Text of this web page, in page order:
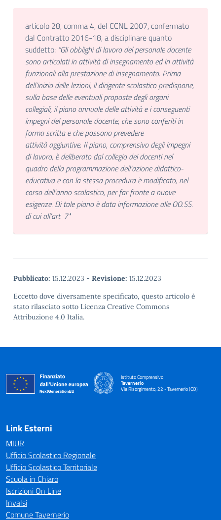
articolo 28, comma 4, del CCNL 2007, confermato
dal Contratto 2016-18, a disciplinare quanto
suddetto: “Gli obblighi di lavoro del personale docente
sono articolati in attività di insegnamento ed in attività
funzionali alla prestazione di insegnamento. Prima
dell’inizio delle lezioni, il dirigente scolastico predispone,
sulla base delle eventuali proposte degli organi
collegiali, il piano annuale delle attività e i conseguenti
impegni del personale docente, che sono conferiti in
forma scritta e che possono prevedere
attività aggiuntive. Il piano, comprensivo degli impegni
di lavoro, è deliberato dal collegio dei docentinel
quadro della programmazione dell’azione didattico-
educativa e con la stessa procedura è modificato, nel
corso dell’anno scolastico, per far fronte a nuove
esigenze. Di tale piano è data informazione alle OO.SS.
di cui all’art. 7"
Pubblicato: 15.12.2023 - Revisione: 15.12.2023
Eccetto dove diversamente specificato, questo articolo è
stato rilasciato sotto Licenza Creative Commons
Attribuzione 4.0 Italia.
Istituto Comprensivo
Tavernerio
Via Risorgimento, 22 - Tavernerio (CO)
— Visita la pagina iniziale della scuola
Link Esterni
MIUR
Ufficio Scolastico Regionale
Ufficio Scolastico Territoriale
Scuola in Chiaro
Iscrizioni On Line
Invalsi
Comune Tavernerio